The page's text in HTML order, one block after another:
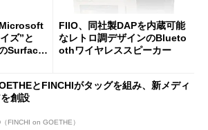
Microsoft
ズ”と
Surface
FIIO、同社製DAPを内蔵可能
なレトロ調デザインのBlueto
othワイヤレススピーカー
とFINCHIがタッグを組み、新メディ
創設
FINCHI on GOETHE）